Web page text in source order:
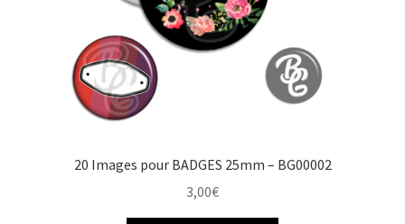
20 Images pour BADGES 25mm – BG00002
3,00€